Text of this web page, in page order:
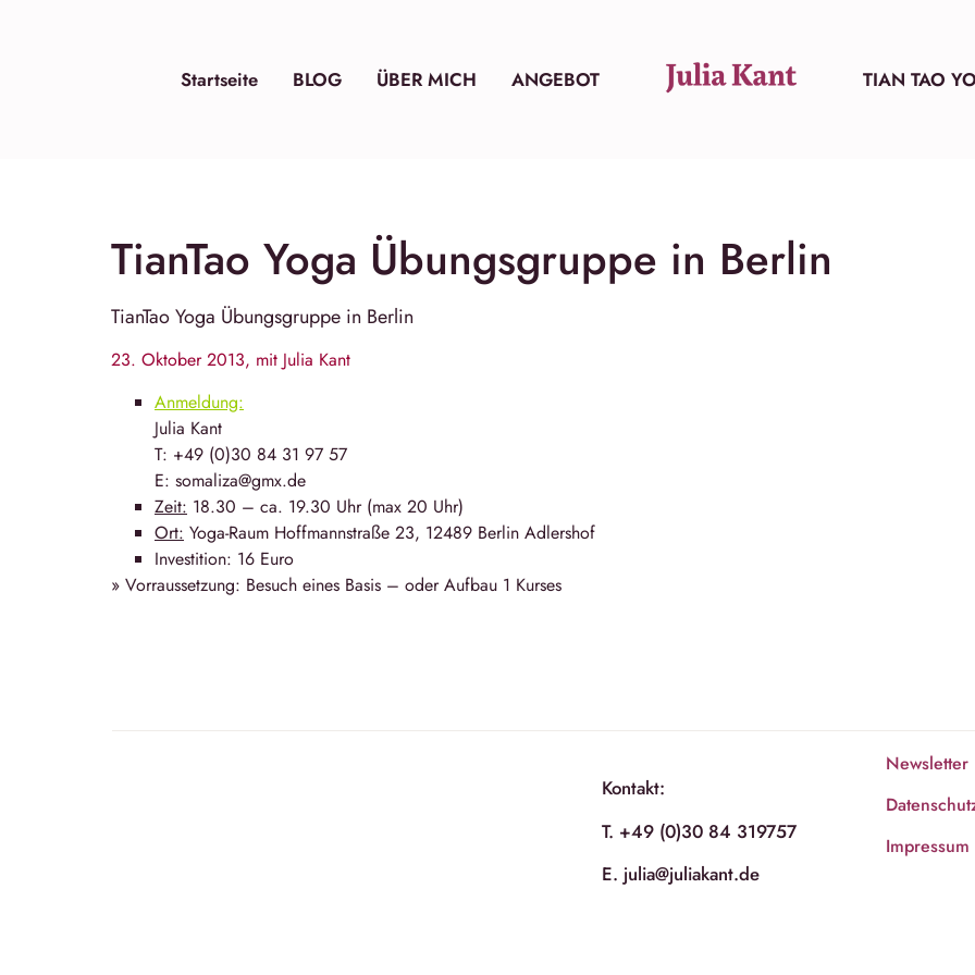
TIAN TAO
Startseite BLOG ÜBER MICH ANGEBOT
TianTao Yoga Übungsgruppe in Berlin
TianTao Yoga Übungsgruppe in Berlin
23. Oktober 2013, mit Julia Kant
Anmeldung:
Julia Kant
T: +49 (0)30 84 31 97 57
E: somaliza@gmx.de
Zeit: 18.30 – ca. 19.30 Uhr (max 20 Uhr)
Ort: Yoga-Raum Hoffmannstraße 23, 12489 Berlin Adlershof
Investition: 16 Euro
» Vorraussetzung: Besuch eines Basis – oder Aufbau 1 Kurses
Kontakt:
T. +49 (0)30 84 319757
E. julia@juliakant.de
Newsletter
Impressum